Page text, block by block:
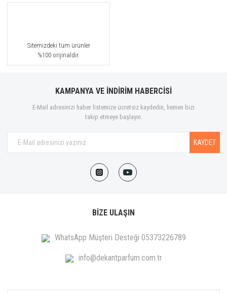
Sitemizdeki tüm ürünler
%100 orijinaldir.
KAMPANYA VE İNDİRİM HABERCİSİ
E-Mail adresinizi haber listemize ücretsiz kaydedin, hemen bizi
takip etmeye başlayın.
KAYDET
BİZE ULAŞIN
WhatsApp Müşteri Desteği 05373226789
info@dekantparfum.com.tr